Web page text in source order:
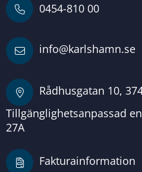
0454-810 00
info@karlshamn.se
Rådhusgatan 10,
Tillgänglighetsanpassad
27A
Fakturainformation